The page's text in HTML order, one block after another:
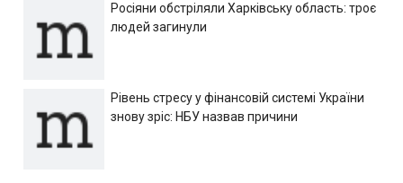
Росіяни обстріляли Харківську область: троє
людей загинули
Рівень стресу у фінансовій системі України
знову зріс: НБУ назвав причини